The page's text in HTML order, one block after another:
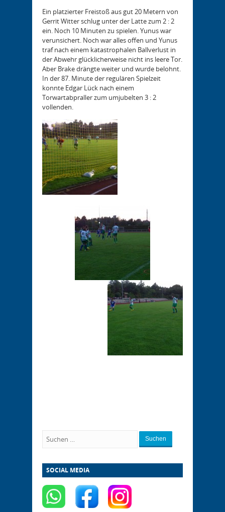
Ein platzierter Freistoß aus gut 20 Metern von
Gerrit Witter schlug unter der Latte zum 2 : 2
ein. Noch 10 Minuten zu spielen. Yunus war
verunsichert. Noch war alles offen und Yunus
traf nach einem katastrophalen Ballverlust in
der Abwehr glücklicherweise nicht ins leere Tor.
Aber Brake drängte weiter und wurde belohnt.
In der 87. Minute der regulären Spielzeit
konnte Edgar Lück nach einem
Torwartabpraller zum umjubelten 3 : 2
vollenden.
Suchen
SOCIAL MEDIA